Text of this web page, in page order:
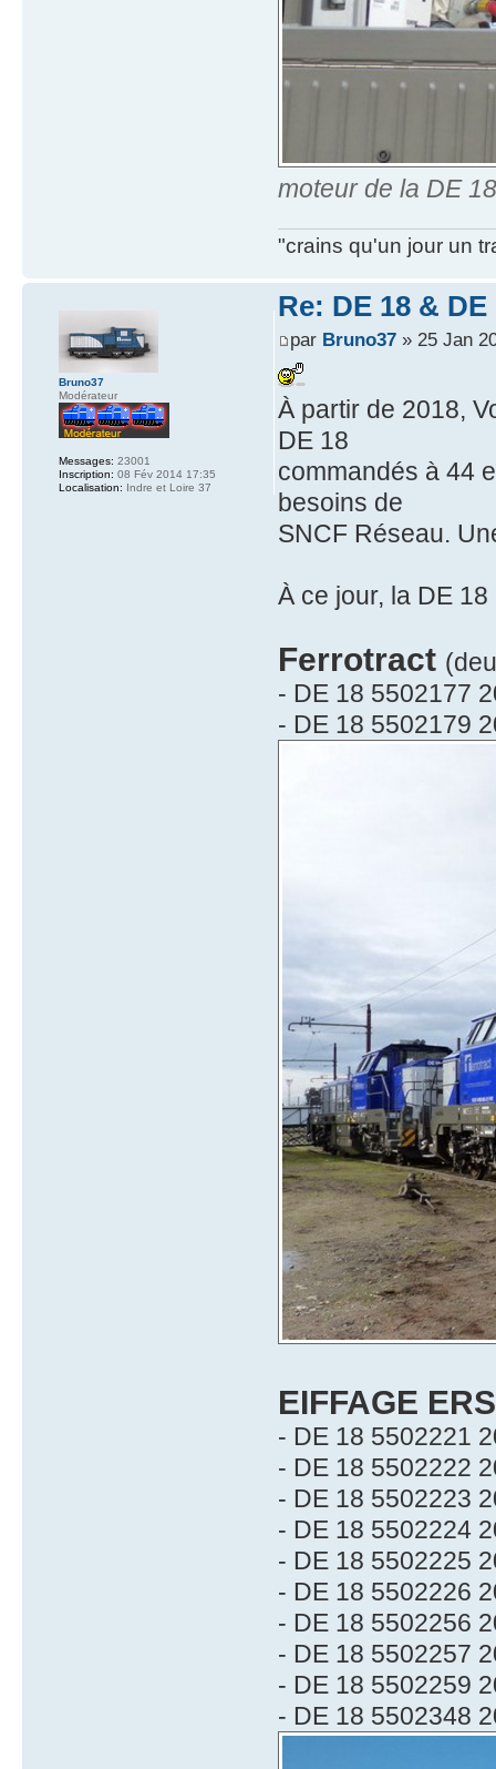
moteur de la DE
"crains qu'un jour un
Re: DE 18 &
par Bruno37» 25 Jan
À partir de 2018,
DE 18
commandés à 44
besoins de
SNCF Réseau.
À ce jour, la DE
Ferrotract
- DE 18 5502177
- DE 18 5502179
EIFFAGE
- DE 18 5502221
- DE 18 5502222
- DE 18 5502223
- DE 18 5502224
- DE 18 5502225
- DE 18 5502226
- DE 18 5502256
- DE 18 5502257
- DE 18 5502259
- DE 18 5502348
Bruno37
Modérateur
Messages: 23001
Inscription: 08 Fév 2014 17:35
Localisation: Indre et Loire 37